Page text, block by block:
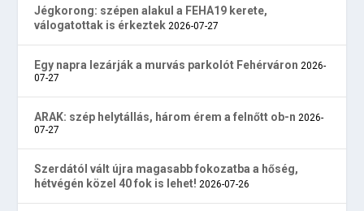
Jégkorong: szépen alakul a FEHA19 kerete,
válogatottak is érkeztek 2026-07-27
Egy napra lezárják a murvás parkolót Fehérváron 2026-
07-27
ARAK: szép helytállás, három érem a felnőtt ob-n 2026-
07-27
Szerdától vált újra magasabb fokozatba a hőség,
hétvégén közel 40 fok is lehet! 2026-07-26